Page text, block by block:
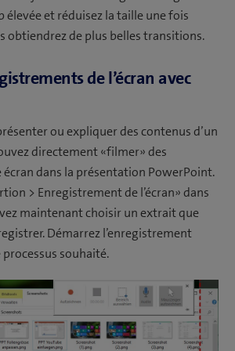
et réduisez la taille une fois
obtiendrez de plus belles transitions.
de l’écran avec
ou expliquer des contenus d’un
directement «filmer» des
écran dans la présentation PowerPoint.
> Enregistrement de l’écran» dans
maintenant choisir un extrait que
Démarrez l’enregistrement
souhaité.